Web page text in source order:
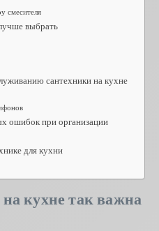
смесителя
выбрать
сантехники на кухне
ошибок при организации
для кухни
кухне так важна